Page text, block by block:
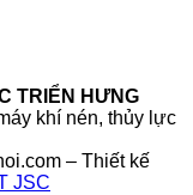
TRIỂN HƯNG
khí nén, thủy lực
– Thiết kế
JSC